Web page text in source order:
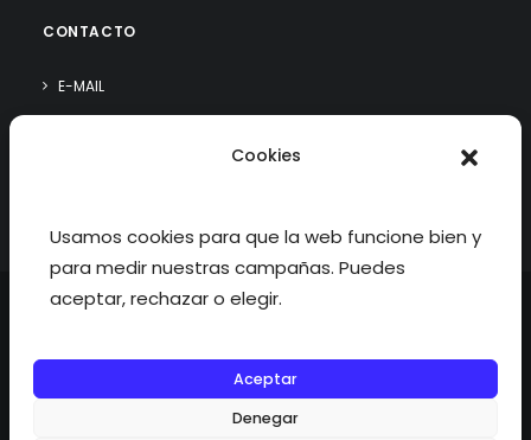
Cookies
Usamos cookies para que la web funcione bien y
para medir nuestras campañas. Puedes
aceptar, rechazar o elegir.
Aceptar
Denegar
CONTACTO
E-MAIL
©2026 fisioterapiatualcance todos los derechos reservados.